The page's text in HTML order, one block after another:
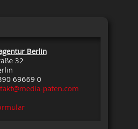
Berlin
32
69669 0
paten.com